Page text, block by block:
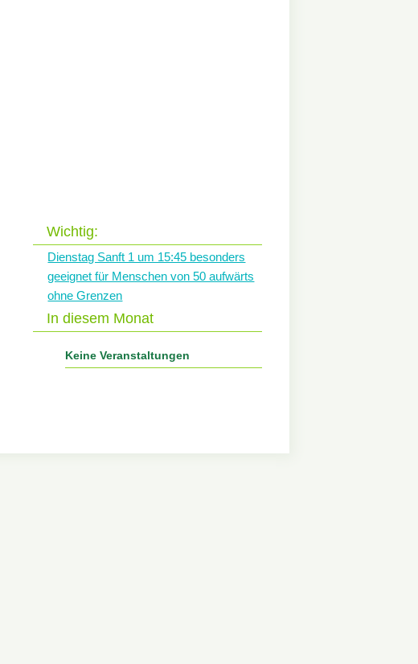
Wichtig:
Dienstag Sanft 1 um 15:45 besonders
geeignet für Menschen von 50 aufwärts
ohne Grenzen
In diesem Monat
Keine Veranstaltungen
Moltkestraße